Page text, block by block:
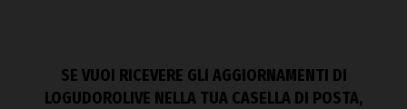
SE VUOI RICEVERE GLI AGGIORNAMENTI DI
LOGUDOROLIVE NELLA TUA CASELLA DI POSTA,